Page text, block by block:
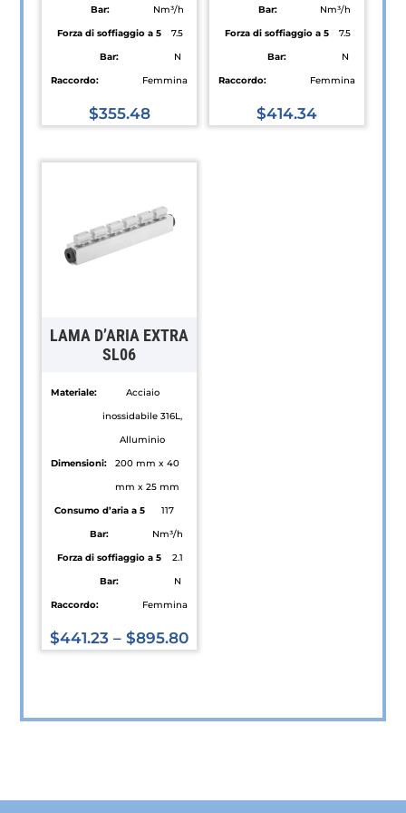
Bar:
Nm³/h
Forza di soffiaggio a 5
Bar:
7.5
N
Raccordo:
Femmina
$355.48
Bar:
Nm³/h
Forza di soffiaggio a 5
Bar:
7.5
N
Raccordo:
Femmina
$414.34
LAMA D’ARIA EXTRA
SL06
Materiale:
Acciaio
inossidabile 316L,
Alluminio
Dimensioni:
200 mm x 40
mm x 25 mm
Consumo d’aria a 5
Bar:
117
Nm³/h
Forza di soffiaggio a 5
Bar:
2.1
N
Raccordo:
Femmina
$441.23 –$895.80
opzioni